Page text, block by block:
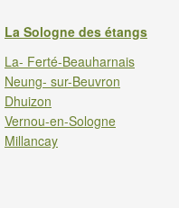
La Sologne des étangs
La- Ferté-Beauharnais
Neung- sur-Beuvron
Dhuizon
Vernou-en-Sologne
Millancay